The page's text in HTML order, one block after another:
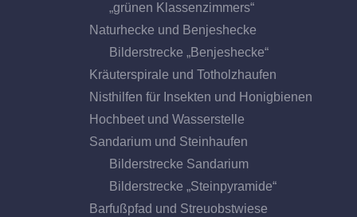
„grünen Klassenzimmers“
Naturhecke und Benjeshecke
Bilderstrecke „Benjeshecke“
Kräuterspirale und Totholzhaufen
Nisthilfen für Insekten und Honigbienen
Hochbeet und Wasserstelle
Sandarium und Steinhaufen
Bilderstrecke Sandarium
Bilderstrecke „Steinpyramide“
Barfußpfad und Streuobstwiese